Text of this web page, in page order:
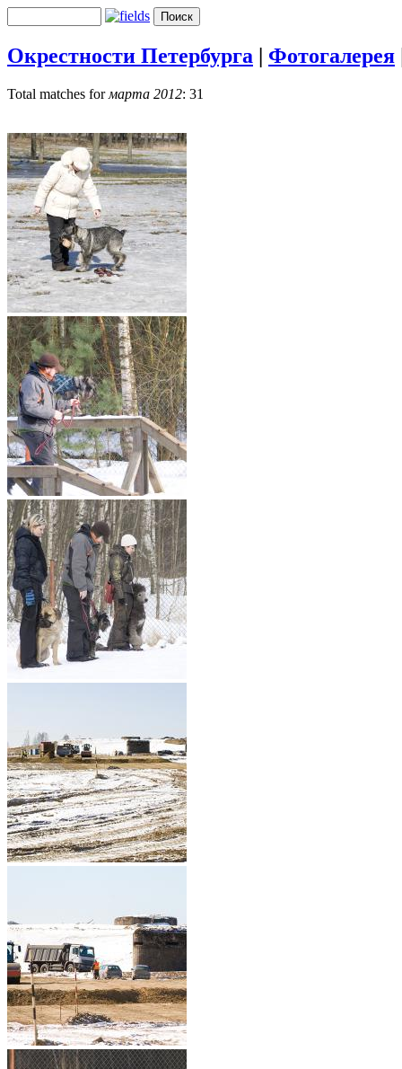
Окрестности Петербурга | Фотогалерея
Total matches for марта 2012: 31